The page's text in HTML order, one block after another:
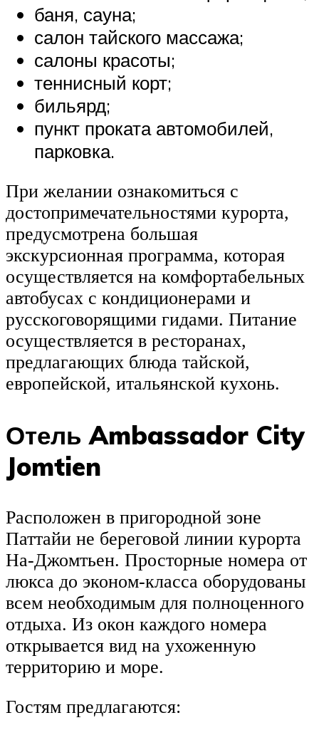
баня, сауна;
салон тайского массажа;
салоны красоты;
теннисный корт;
бильярд;
пункт проката автомобилей,
парковка.
При желании ознакомиться с
достопримечательностями курорта,
предусмотрена большая
экскурсионная программа, которая
осуществляется на комфортабельных
автобусах с кондиционерами и
русскоговорящими гидами. Питание
осуществляется в ресторанах,
предлагающих блюда тайской,
европейской, итальянской кухонь.
Отель Ambassador City
Jomtien
Расположен в пригородной зоне
Паттайи не береговой линии курорта
На-Джомтьен. Просторные номера от
люкса до эконом-класса оборудованы
всем необходимым для полноценного
отдыха. Из окон каждого номера
открывается вид на ухоженную
территорию и море.
Гостям предлагаются: